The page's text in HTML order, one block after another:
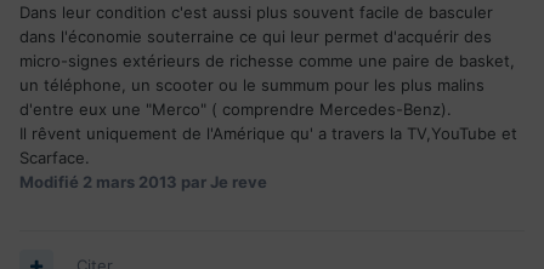
Dans leur condition c'est aussi plus souvent facile de basculer
dans l'économie souterraine ce qui leur permet d'acquérir des
micro-signes extérieurs de richesse comme une paire de basket,
un téléphone, un scooter ou le summum pour les plus malins
d'entre eux une "Merco" ( comprendre Mercedes-Benz).
Il rêvent uniquement de l'Amérique qu' a travers la TV,YouTube et
Scarface.
Modifié 2 mars 2013 par Je reve